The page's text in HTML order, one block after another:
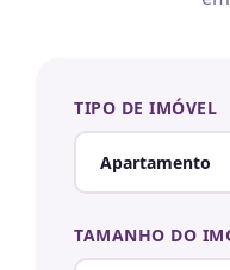
TIPO DE IMÓVEL
TAMANHO DO